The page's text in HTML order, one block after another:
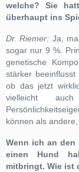
welche? Sie
überhaupt ins
Dr. Riemer: Ja,
sogar nur 9 %.
genetische
stärker
ob das jetzt
vielleicht
können als
Wenn ich an den
einen Hund
mitbringt. Wie ist